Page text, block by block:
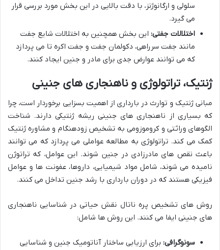
سلولی و ارگانوژنز، با دقت بالایی در این بخش مورد بررسی قرار
می گیرد.
اختلالات جفتی: این بخش همچنین به اختلالات شایع جفت
مانند جفت سرراهی، دکولمان جفت و جفت اکره تا می پردازد
که می توانند عوارض جدی برای مادر و جنین ایجاد کنند.
ژنتیک، تراتولوژی و ناهنجاری های جنینی
مبانی ژنتیک و توارث در بارداری از اهمیت بسزایی برخوردار است، چرا
که بسیاری از ناهنجاری های جنینی ریشه ژنتیکی دارند. شناخت
الگوهای وراثتی و کروموزومی به تشخیص زودهنگام و مشاوره ژنتیک
کمک می کند. تراتولوژی به مطالعه عواملی می پردازد که می توانند
باعث نقص های مادرزادی در جنین شوند. این عوامل، که تراتوژن
نامیده می شوند، شامل مواد شیمیایی، داروها، عفونت ها و عوامل
فیزیکی هستند که در دوران بارداری با رشد جنین تداخل می کنند.
روش های تشخیص پره ناتال نقش حیاتی در شناسایی ناهنجاری
های جنینی ایفا می کنند. این روش ها شامل:
سونوگرافی: برای ارزیابی ساختار آناتومیک جنین و شناسایی